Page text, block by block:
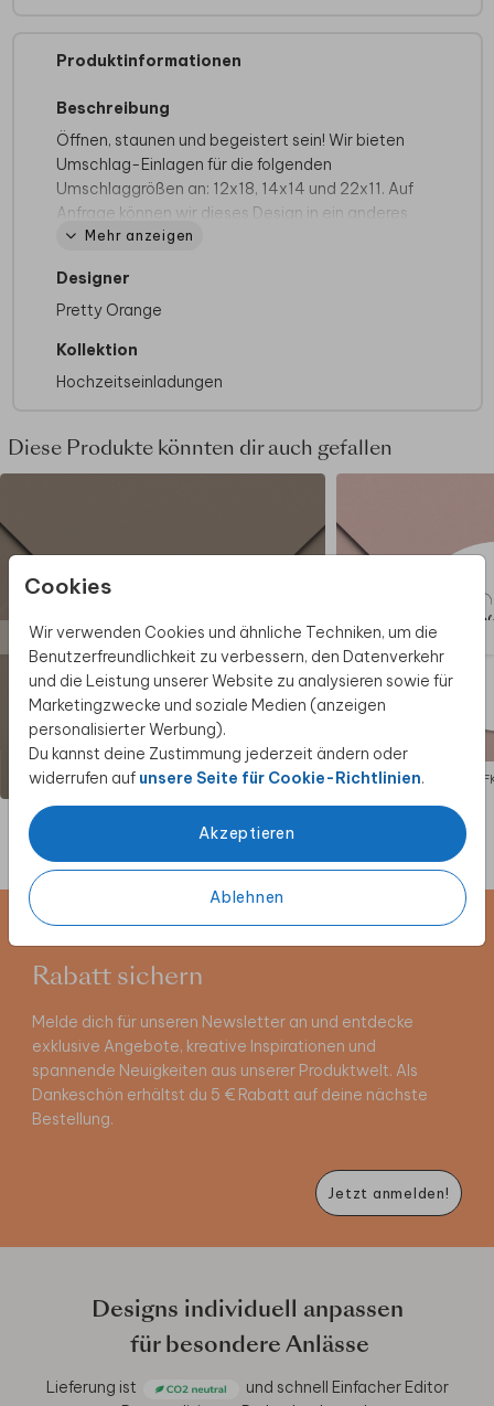
Cookies
Wir verwenden Cookies und ähnliche Techniken, um die
Benutzerfreundlichkeit zu verbessern, den Datenverkehr
und die Leistung unserer Website zu analysieren sowie für
Marketingzwecke und soziale Medien (anzeigen
personalisierter Werbung).
Du kannst deine Zustimmung jederzeit ändern oder
widerrufen auf unsere Seite für Cookie-Richtlinien.
Akzeptieren
Ablehnen
Produktinformationen
Beschreibung
Öffnen, staunen und begeistert sein! Wir bieten
Umschlag-Einlagen für die folgenden
Umschlaggrößen an: 12x18, 14x14 und 22x11. Auf
Anfrage können wir dieses Design in ein anderes
Format ändern oder eine Einlage im Stil deiner
Spezifikationen:
Gedruckt auf Silk 135g Papier (glänzend),
Unsere Umschlag-Einlagen werden flach
Du befestigst sie ganz einfach selbst mit
etwas Klebestift im Umschlag (nur die
Wir haben Umschläge in mehr als 25
trendigen Farben, du findest sie auf unserer
Achte darauf, das richtige Format für die
Umschlaggröße zu wählen.
Diese Umschlag-Einlage ist nicht geeignet für
die folgenden Umschläge im Format 22x11:
Tulpe, Himbeere, Biotop, Metallisch Bronze,
Dunkelgrau.
Mehr anzeigen
Designer
Pretty Orange
Kollektion
Hochzeitseinladungen
Diese Produkte könnten dir auch gefallen
AUFKLEBER
Rabatt sichern
Melde dich für unseren Newsletter an und entdecke
exklusive Angebote, kreative Inspirationen und
spannende Neuigkeiten aus unserer Produktwelt. Als
Dankeschön erhältst du 5 € Rabatt auf deine nächste
Bestellung.
Jetzt anmelden!
Designs individuell anpassen
für besondere Anlässe
Lieferung ist und schnell Einfacher Editor